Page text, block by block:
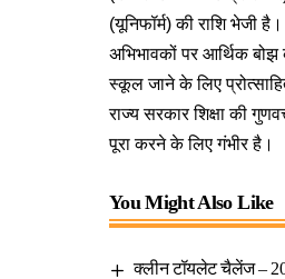
(यूनिफॉर्म) की राशि भेजी
अभिभावकों पर आर्थिक
स्कूल जाने के लिए
राज्य सरकार शिक्षा की
पूरा करने के लिए गंभीर है।
You Might Also Like
क्लीन टॉयलेट चैलेंज –